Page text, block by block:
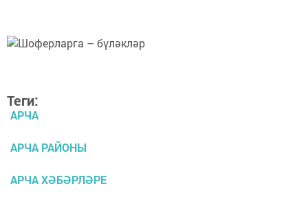
Теги:
АРЧА
АРЧА РАЙОНЫ
АРЧА ХӘБӘРЛӘРЕ